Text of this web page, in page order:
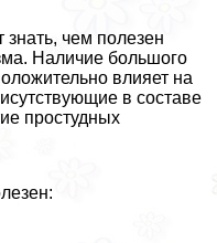
чем полезен
Наличие большого
влияет на
в составе
простудных